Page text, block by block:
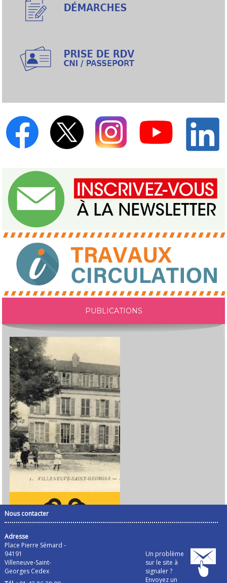
PUBLICATIONS
Nous contacter
Adresse
Place Pierre Sémard -
94191
Villeneuve-Saint-
Georges Cedex
Un problème
sur le site à
signaler ?
Envoyez un